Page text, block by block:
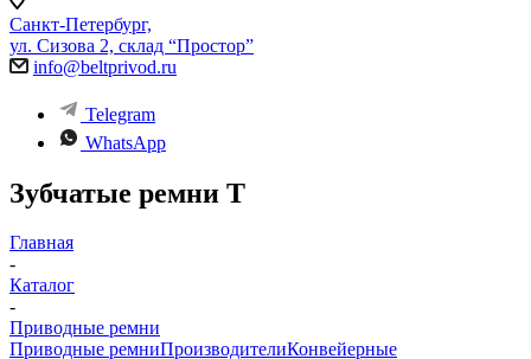
Санкт-Петербург,
ул. Сизова 2, склад “Простор”
info@beltprivod.ru
Telegram
WhatsApp
Зубчатые ремни Т
Главная
-
Каталог
-
Приводные ремни
Приводные ремниПроизводителиКонвейерные